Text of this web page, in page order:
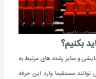
بکنیم؟
و سایر رشته های مرتبط به
مستقیما وارد این حرفه